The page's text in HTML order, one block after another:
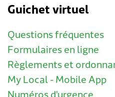
Guichet virtuel
Questions fréquentes
Formulaires en ligne
Règlements et
My Local - Mobile App